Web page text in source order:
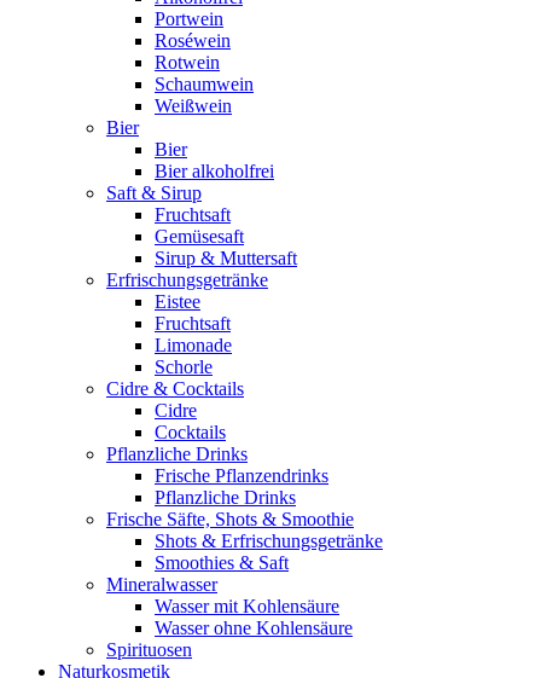
Portwein
Roséwein
Rotwein
Schaumwein
Weißwein
Bier
Bier
Bier alkoholfrei
Saft & Sirup
Fruchtsaft
Gemüsesaft
Sirup & Muttersaft
Erfrischungsgetränke
Eistee
Fruchtsaft
Limonade
Schorle
Cidre & Cocktails
Cidre
Cocktails
Pflanzliche Drinks
Frische Pflanzendrinks
Pflanzliche Drinks
Frische Säfte, Shots & Smoothie
Shots & Erfrischungsgetränke
Smoothies & Saft
Mineralwasser
Wasser mit Kohlensäure
Wasser ohne Kohlensäure
Spirituosen
Naturkosmetik